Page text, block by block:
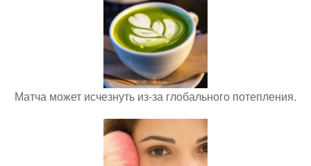
Матча может исчезнуть из-за глобального потепления.